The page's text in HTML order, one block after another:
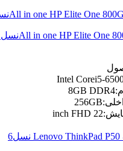
Intel Corei5-
:
8GB DDR4
:
256GB
:
22 inch FHD